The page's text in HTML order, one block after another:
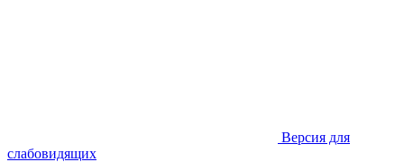
Версия для
слабовидящих